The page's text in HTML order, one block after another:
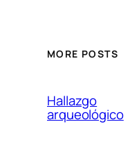
MORE POSTS
Hallazgo
arqueológico